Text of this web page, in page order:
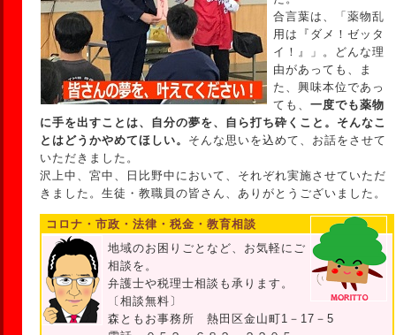
合言葉は、「薬物乱
用は『ダメ！ゼッタ
イ！』」。どんな理
由があっても、ま
た、興味本位であっ
ても、一度でも薬物
に手を出すことは、自分の夢を、自ら打ち砕くこと。そんなこ
とはどうかやめてほしい。 そんな思いを込めて、お話をさせて
いただきました。
沢上中、宮中、日比野中において、それぞれ実施させていただ
きました。生徒・教職員の皆さん、ありがとうございました。
コロナ・市政・法律・税金・教育相談
地域のお困りごとなど、お気軽にご
相談を。
弁護士や税理士相談も承ります。
〔相談無料〕
森ともお事務所 熱田区金山町1－17－5